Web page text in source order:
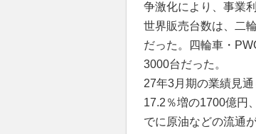
争激化により、事業
世界販売台数は、二
だった。四輪車・
3000台だった。
27年3月期の業績見
17.2％増の1700億円
でに原油などの流通